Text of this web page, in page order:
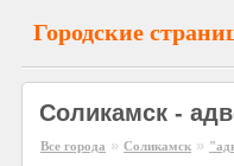
Городские
Соликамск -
Все города » Соликамск »